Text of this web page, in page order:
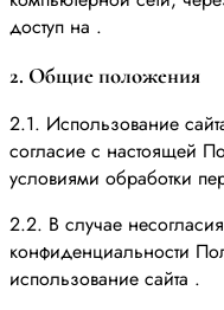
доступ на .
2. Общие положения
2.1. Использование
согласие с настоящей
условиями обработки
2.2. В случае
конфиденциальности
использование сайта .